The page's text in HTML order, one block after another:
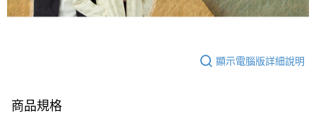
顯示電腦版詳細說明
商品規格